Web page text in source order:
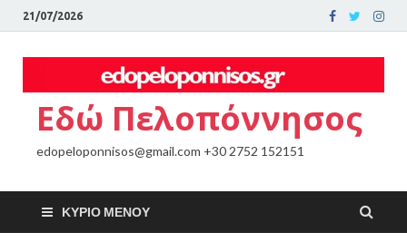
21/07/2026
Εδώ Πελοπόννησος
edopeloponnisos@gmail.com +30 2752 152151
ΚΎΡΙΟ ΜΕΝΟΎ